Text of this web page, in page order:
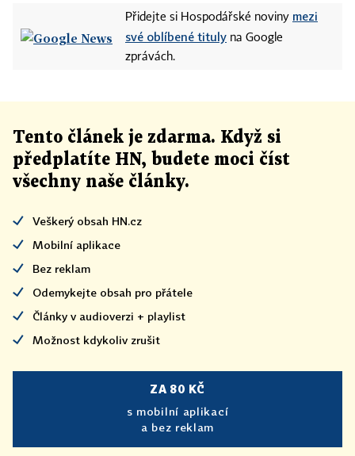
Přidejte si Hospodářské noviny mezi
své oblíbené tituly na Google
zprávách.
Tento článek je zdarma. Když si
předplatíte HN, budete moci číst
všechny naše články.
Veškerý obsah HN.cz
Mobilní aplikace
Bez reklam
Odemykejte obsah pro přátele
Články v audioverzi + playlist
Možnost kdykoliv zrušit
ZA 80 KČ
s mobilní aplikací
a bez reklam